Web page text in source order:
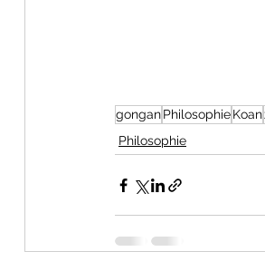
gonganPhilosophieKoan
Philosophie